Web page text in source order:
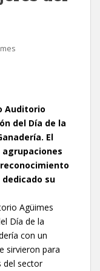
Auditorio
del Día de la
El
su
Agüimes
Día de la
con un
sirvieron para
del sector